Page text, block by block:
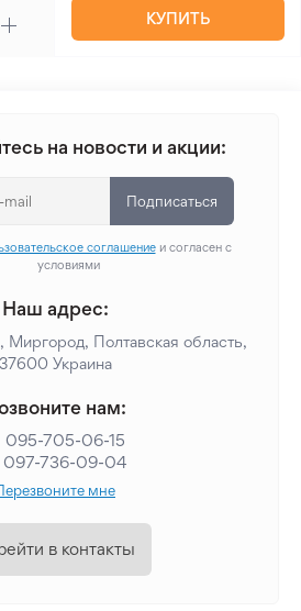
КУПИТЬ
на новости и акции:
Подписаться
соглашениеи согласен с
условиями
Наш адрес:
Миргород, Полтавская область,
37600 Украина
нам:
095-705-06-15
097-736-09-04
мне
в контакты